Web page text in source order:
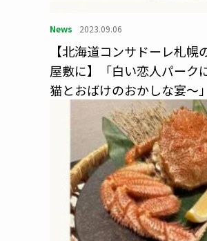
News 2023.09.06
【北海道コンサドーレ札
屋敷に】「白い恋人パーク
猫とおばけのおかしな宴～」